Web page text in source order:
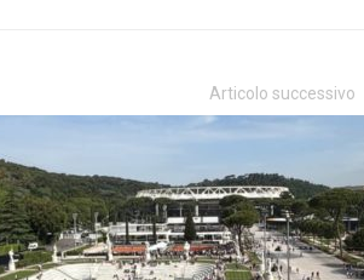
Articolo successivo